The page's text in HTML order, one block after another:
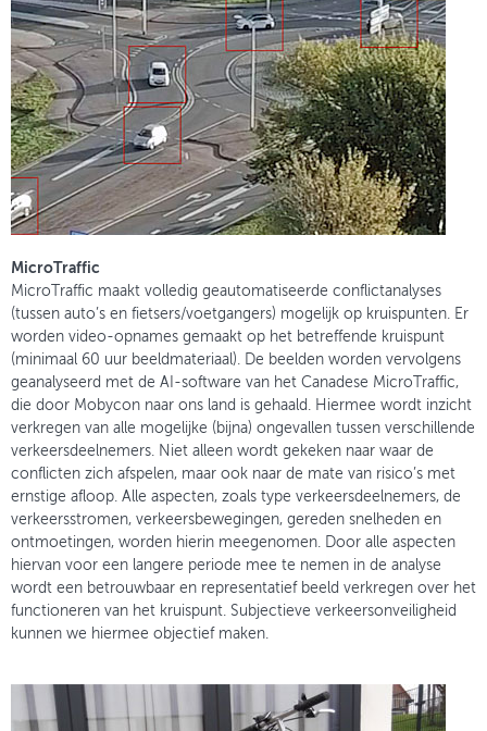
MicroTraffic
MicroTraffic maakt volledig geautomatiseerde conflictanalyses
(tussen auto’s en fietsers/voetgangers) mogelijk op kruispunten. Er
worden video-opnames gemaakt op het betreffende kruispunt
(minimaal 60 uur beeldmateriaal). De beelden worden vervolgens
geanalyseerd met de AI-software van het Canadese MicroTraffic,
die door Mobycon naar ons land is gehaald. Hiermee wordt inzicht
verkregen van alle mogelijke (bijna) ongevallen tussen verschillende
verkeersdeelnemers. Niet alleen wordt gekeken naar waar de
conflicten zich afspelen, maar ook naar de mate van risico’s met
ernstige afloop. Alle aspecten, zoals type verkeersdeelnemers, de
verkeersstromen, verkeersbewegingen, gereden snelheden en
ontmoetingen, worden hierin meegenomen. Door alle aspecten
hiervan voor een langere periode mee te nemen in de analyse
wordt een betrouwbaar en representatief beeld verkregen over het
functioneren van het kruispunt. Subjectieve verkeersonveiligheid
kunnen we hiermee objectief maken.